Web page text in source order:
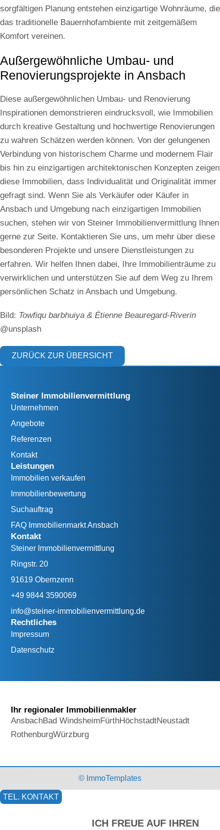
sorgfältigen Planung entstehen einzigartige Wohnräume, die
das traditionelle Bauernhofambiente mit zeitgemäßem
Komfort vereinen.
Außergewöhnliche Umbau- und
Renovierungsprojekte in Ansbach
Diese außergewöhnlichen Umbau- und Renovierung
Inspirationen demonstrieren eindrucksvoll, wie Immobilien
durch kreative Gestaltung und hochwertige Renovierungen
zu wahren Schätzen werden können. Von der gelungenen
Verbindung von historischem Charme und modernem Flair
bis hin zu einzigartigen architektonischen Konzepten zeigen
diese Immobilien, dass Individualität und Originalität immer
gefragt sind. Wenn Sie als Verkäufer oder Käufer in
Ansbach und Umgebung nach einzigartigen Immobilien
suchen, stehen wir von Steiner Immobilienvermittlung Ihnen
gerne zur Seite. Kontaktieren Sie uns, um mehr über diese
besonderen Projekte und unsere Dienstleistungen zu
erfahren. Wir helfen Ihnen dabei, Ihre Immobilienträume zu
verwirklichen und unterstützen Sie auf dem Weg zu Ihrem
persönlichen Schatz in Ansbach und Umgebung.
Bild: Towfiqu barbhuiya & Étienne Beauregard-Riverin
@unsplash
ZURÜCK ZUR ÜBERSICHT
Steiner Immobilienvermittlung
Unternehmen
Angebote
Referenzen
Kontakt
Leistungen
Immobilien verkaufen
Immobilienbewertung
Suchauftrag
FAQ Immobilienmarkt Ansbach
Kontakt
Steiner Immobilienvermittlung
Ringstr. 20
91619 Obernzenn
+49 9844 3590069
info@steiner-immobilienvermittlung.de
Rechtliches
Impressum
Datenschutz
Ihr regionaler Immobilienmakler
AnsbachBad WindsheimFürthHöchstadtNeustadt
RothenburgWürzburg
© ImmoTemplates
TEL. KONTAKT
ICH FREUE AUF IHREN